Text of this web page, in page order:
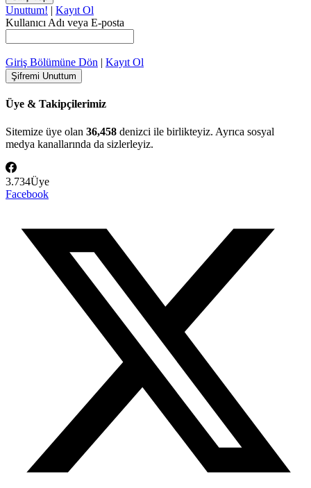
Unuttum! | Kayıt Ol
Kullanıcı Adı veya E-posta
Giriş Bölümüne Dön | Kayıt Ol
Üye & Takipçilerimiz
Sitemize üye olan 36,458 denizci ile birlikteyiz. Ayrıca sosyal
medya kanallarında da sizlerleyiz.
3.734Üye
Facebook